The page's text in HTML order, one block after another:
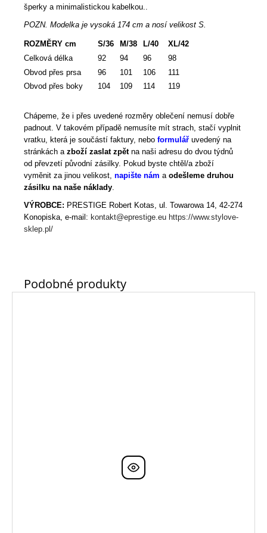
šperky a minimalistickou kabelkou..
POZN. Modelka je vysoká 174 cm a nosí velikost S.
ROZMĚRY cm S/36 M/38 L/40
XL/42
Celková délka
92 94 96
98
Obvod přes prsa
96 101 106
111
Obvod přes boky
104 109 114 119
Chápeme, že i přes uvedené rozměry oblečení nemusí dobře
padnout. V takovém případě nemusíte mít strach, stačí vyplnit
vratku, která je součástí faktury, nebo formulář uvedený na
stránkách a zboží zaslat zpětna naši adresu do dvou týdnů
od převzetí původní zásilky. Pokud byste chtěl/a zboží
vyměnit za jinou velikost, napište nám a odešleme druhou
zásilku na naše náklady
VÝROBCE: PRESTIGE Robert Kotas, ul. Towarowa 14, 42-274
Konopiska, e-mail: kontakt@eprestige.eu https://www.stylove-
sklep.pl/